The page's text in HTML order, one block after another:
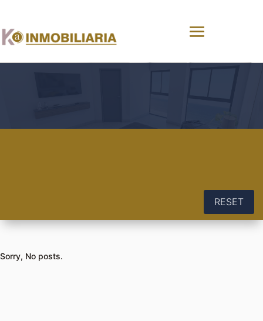
RESET
Sorry, No posts.